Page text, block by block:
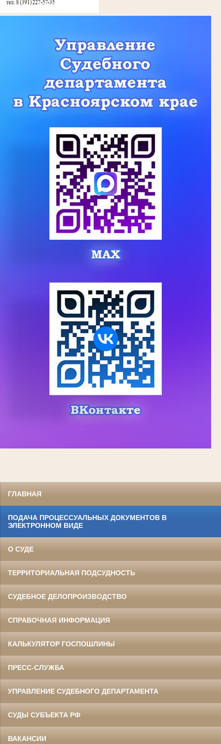
ГЛАВНАЯ
ПОДАЧА ПРОЦЕССУАЛЬНЫХ ДОКУМЕНТОВ В
ЭЛЕКТРОННОМ ВИДЕ
О СУДЕ
ТЕРРИТОРИАЛЬНАЯ ПОДСУДНОСТЬ
СУДЕБНОЕ ДЕЛОПРОИЗВОДСТВО
СПРАВОЧНАЯ ИНФОРМАЦИЯ
КАЛЬКУЛЯТОР ГОСПОШЛИНЫ
ПРЕСС-СЛУЖБА
УПРАВЛЕНИЕ СУДЕБНОГО ДЕПАРТАМЕНТА
СУДЫ СУБЪЕКТА РФ
ВАКАНСИИ